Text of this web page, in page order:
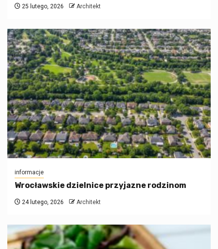
25 lutego, 2026 Architekt
informacje
Wrocławskie dzielnice przyjazne rodzinom
24 lutego, 2026 Architekt